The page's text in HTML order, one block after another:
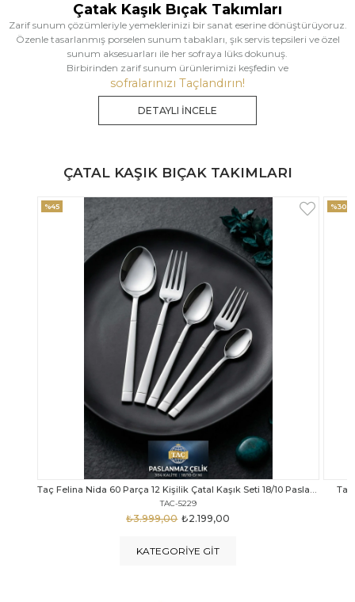
Çatak Kaşık Bıçak Takımları
Zarif sunum çözümleriyle yemeklerinizi bir sanat eserine dönüştürüyoruz.
Özenle tasarlanmış porselen sunum tabakları, şık servis tepsileri ve özel
sunum aksesuarları ile her sofraya lüks dokunuş.
Birbirinden zarif sunum ürünlerimizi keşfedin ve
sofralarınızı Taçlandırın!
DETAYLI İNCELE
ÇATAL KAŞIK BIÇAK TAKIMLARI
Taç Calista Tivoli 72 Parça 12 Kişilik Çatal Kaşık Bıçak Seti
TAC-5040
₺2.999,00
₺4.289,00
%30
Taç
%33
KATEGORIYE GIT